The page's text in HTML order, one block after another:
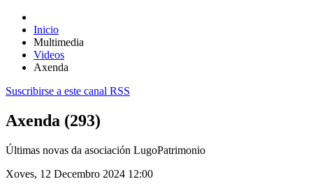
Inicio
Multimedia
Videos
Axenda
Suscribirse a este canal RSS
Axenda (293)
Últimas novas da asociación LugoPatrimonio
Xoves, 12 Decembro 2024 12:00